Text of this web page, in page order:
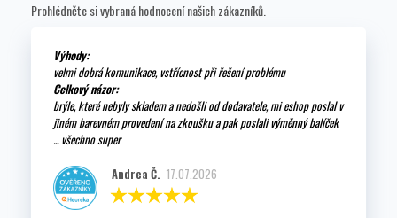
Prohlédněte si vybraná hodnocení našich zákazníků.
Výhody:
velmi dobrá komunikace, vstřícnost při řešení problému
Celkový názor:
brýle, které nebyly skladem a nedošli od dodavatele, mi eshop poslal v
jiném barevném provedení na zkoušku a pak poslali výměnný balíček
... všechno super
Andrea Č. 17.07.2026